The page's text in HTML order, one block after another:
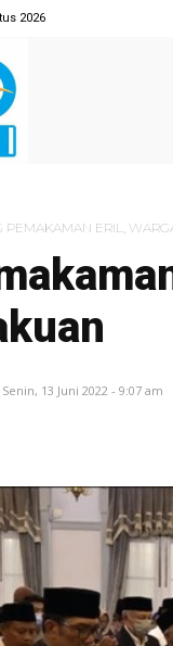
2026
PEMAKAMAN ERIL,
Senin, 13 Juni 2022 - 9:07 am